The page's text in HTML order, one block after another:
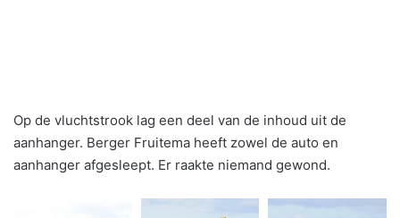
Op de vluchtstrook lag een deel van de inhoud uit de
aanhanger. Berger Fruitema heeft zowel de auto en
aanhanger afgesleept. Er raakte niemand gewond.